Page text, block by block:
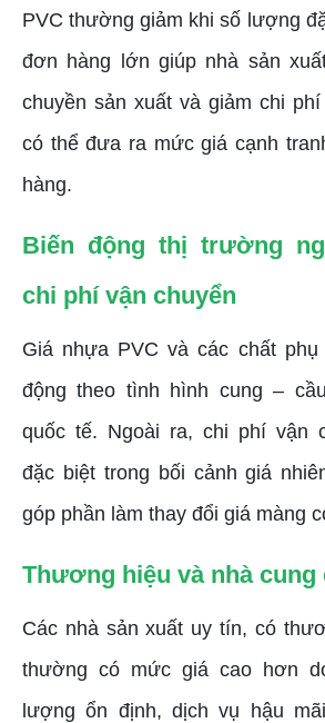
PVC thường giảm khi số lượng
đơn hàng lớn giúp nhà sản
chuyền sản xuất và giảm chi
có thể đưa ra mức giá cạnh
hàng.
Biến động thị trường
chi phí vận chuyển
Giá nhựa PVC và các chất
động theo tình hình cung –
quốc tế. Ngoài ra, chi phí vận
đặc biệt trong bối cảnh giá
góp phần làm thay đổi giá màng
Thương hiệu và nhà cung
Các nhà sản xuất uy tín, có
thường có mức giá cao hơn
lượng ổn định, dịch vụ hậu